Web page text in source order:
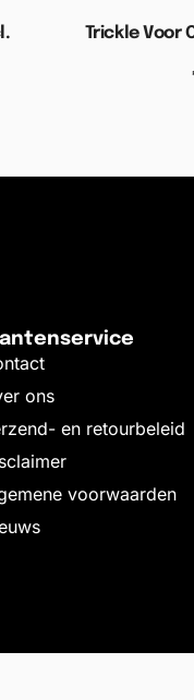
Trickle Voor
ons
en retourbeleid
voorwaarden